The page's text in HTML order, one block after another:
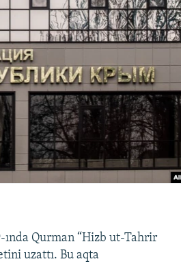
ında Qurman “Hizb ut-Tahrir
uzattı. Bu aqta